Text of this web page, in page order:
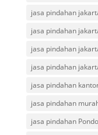
jasa pindahan
jasa pindahan
jasa pindahan
jasa pindahan
jasa pindahan
jasa pindahan
jasa pindahan